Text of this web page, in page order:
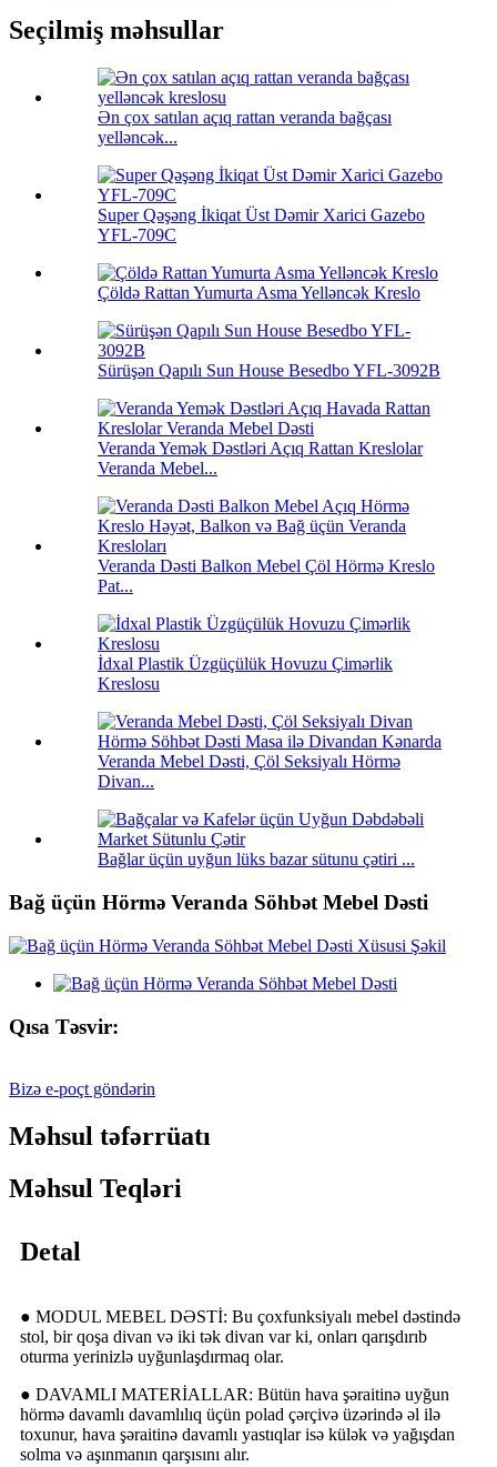
Seçilmiş məhsullar
Ən çox satılan açıq rattan veranda bağçası
yelləncək...
Super Qəşəng İkiqat Üst Dəmir Xarici Gazebo
YFL-709C
Çöldə Rattan Yumurta Asma Yelləncək Kreslo
Sürüşən Qapılı Sun House Besedbo YFL-3092B
Veranda Yemək Dəstləri Açıq Rattan Kreslolar
Veranda Mebel...
Veranda Dəsti Balkon Mebel Çöl Hörmə Kreslo
Pat...
İdxal Plastik Üzgüçülük Hovuzu Çimərlik
Kreslosu
Veranda Mebel Dəsti, Çöl Seksiyalı Hörmə
Divan...
Bağlar üçün uyğun lüks bazar sütunu çətiri ...
Bağ üçün Hörmə Veranda Söhbət Mebel Dəsti
Qısa Təsvir:
Bizə e-poçt göndərin
Məhsul təfərrüatı
Məhsul Teqləri
Detal
● MODUL MEBEL DƏSTİ: Bu çoxfunksiyalı mebel dəstində
stol, bir qoşa divan və iki tək divan var ki, onları qarışdırıb
oturma yerinizlə uyğunlaşdırmaq olar.
● DAVAMLI MATERİALLAR: Bütün hava şəraitinə uyğun
hörmə davamlı davamlılıq üçün polad çərçivə üzərində əl ilə
toxunur, hava şəraitinə davamlı yastıqlar isə külək və yağışdan
solma və aşınmanın qarşısını alır.